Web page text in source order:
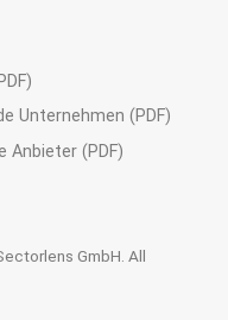
Unternehmen (PDF)
Anbieter (PDF)
GmbH. All